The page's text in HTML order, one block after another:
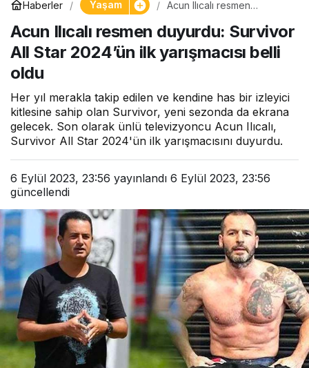
Haberler Yaşam
Acun Ilıcalı resmen
2024’ün ilk yarışmacısı belli
oldu
Acun Ilıcalı resmen duyurdu: Survivor
All Star 2024’ün ilk yarışmacısı belli
oldu
Her yıl merakla takip edilen ve kendine has bir izleyici
kitlesine sahip olan Survivor, yeni sezonda da ekrana
gelecek. Son olarak ünlü televizyoncu Acun Ilıcalı,
Survivor All Star 2024'ün ilk yarışmacısını duyurdu.
6 Eylül 2023, 23:56 yayınlandı 6 Eylül 2023, 23:56
güncellendi